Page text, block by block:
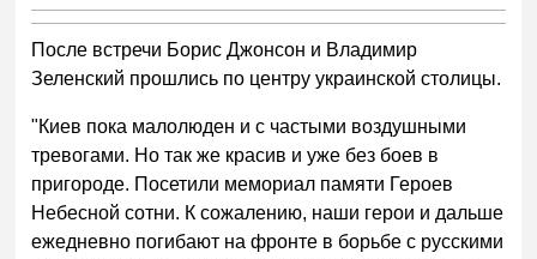
После встречи Борис Джонсон и Владимир
Зеленский прошлись по центру украинской столицы.
"Киев пока малолюден и с частыми воздушными
тревогами. Но так же красив и уже без боев в
пригороде. Посетили мемориал памяти Героев
Небесной сотни. К сожалению, наши герои и дальше
ежедневно погибают на фронте в борьбе с русскими